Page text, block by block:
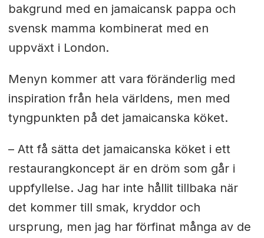
bakgrund med en jamaicansk pappa och
svensk mamma kombinerat med en
uppväxt i London.
Menyn kommer att vara föränderlig med
inspiration från hela världens, men med
tyngpunkten på det jamaicanska köket.
– Att få sätta det jamaicanska köket i ett
restaurangkoncept är en dröm som går i
uppfyllelse. Jag har inte hållit tillbaka när
det kommer till smak, kryddor och
ursprung, men jag har förfinat många av de